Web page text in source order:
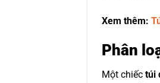
Xem thêm:
Phân
Một chiếc túi